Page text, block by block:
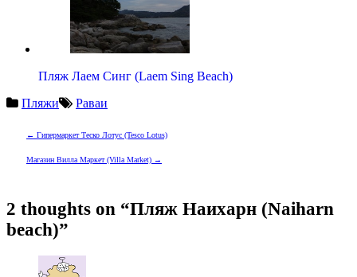
Пляж Лаем Синг (Laem Sing Beach)
Пляжи
Раваи
Навигация
по
← Гипермаркет Теско Лотус (Tesco Lotus)
Магазин Вилла Маркет (Villa Market) →
2 thoughts on “Пляж Наихарн (Naiharn
beach)”